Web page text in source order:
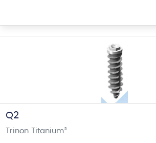
Q2
Trinon Titanium®